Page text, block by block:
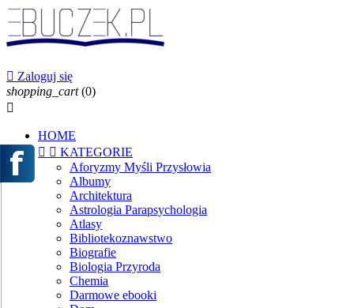
 Zaloguj się
shopping_cart (0)

HOME
  KATEGORIE
Aforyzmy Myśli Przysłowia
Albumy
Architektura
Astrologia Parapsychologia
Atlasy
Bibliotekoznawstwo
Biografie
Biologia Przyroda
Chemia
Darmowe ebooki